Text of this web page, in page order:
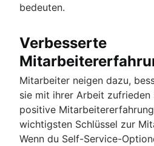
bedeuten.
Verbesserte
Mitarbeiter neigen dazu,
sie mit ihrer Arbeit zufrieden
positive
wichtigsten Schlüssel zur
Wenn du Self-Service-